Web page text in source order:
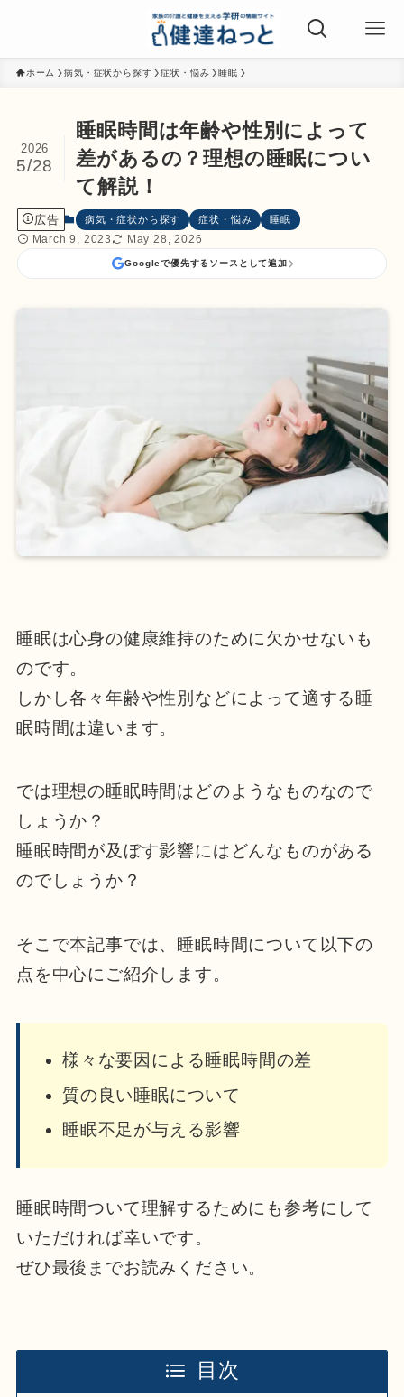
ホーム 病気・症状から探す 症状・悩み 睡眠
睡眠時間は年齢や性別によって
差があるの？理想の睡眠につい
て解説！
2026
5/28
広告 病気・症状から探す 症状・悩み 睡眠
March 9, 2023 May 28, 2026
Googleで優先するソースとして追加
睡眠は心身の健康維持のために欠かせないも
のです。
しかし各々年齢や性別などによって適する睡
眠時間は違います。
では理想の睡眠時間はどのようなものなので
しょうか？
睡眠時間が及ぼす影響にはどんなものがある
のでしょうか？
そこで本記事では、睡眠時間について以下の
点を中心にご紹介します。
様々な要因による睡眠時間の差
質の良い睡眠について
睡眠不足が与える影響
睡眠時間ついて理解するためにも参考にして
いただければ幸いです。
ぜひ最後までお読みください。
目次